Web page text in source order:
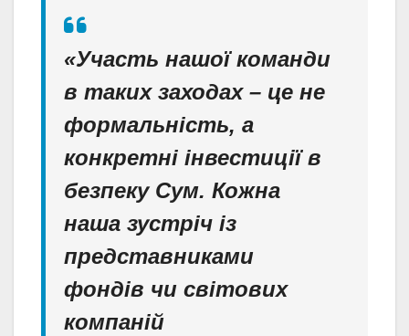
«Участь нашої команди
в таких заходах – це не
формальність, а
конкретні інвестиції в
безпеку Сум. Кожна
наша зустріч із
представниками
фондів чи світових
компаній